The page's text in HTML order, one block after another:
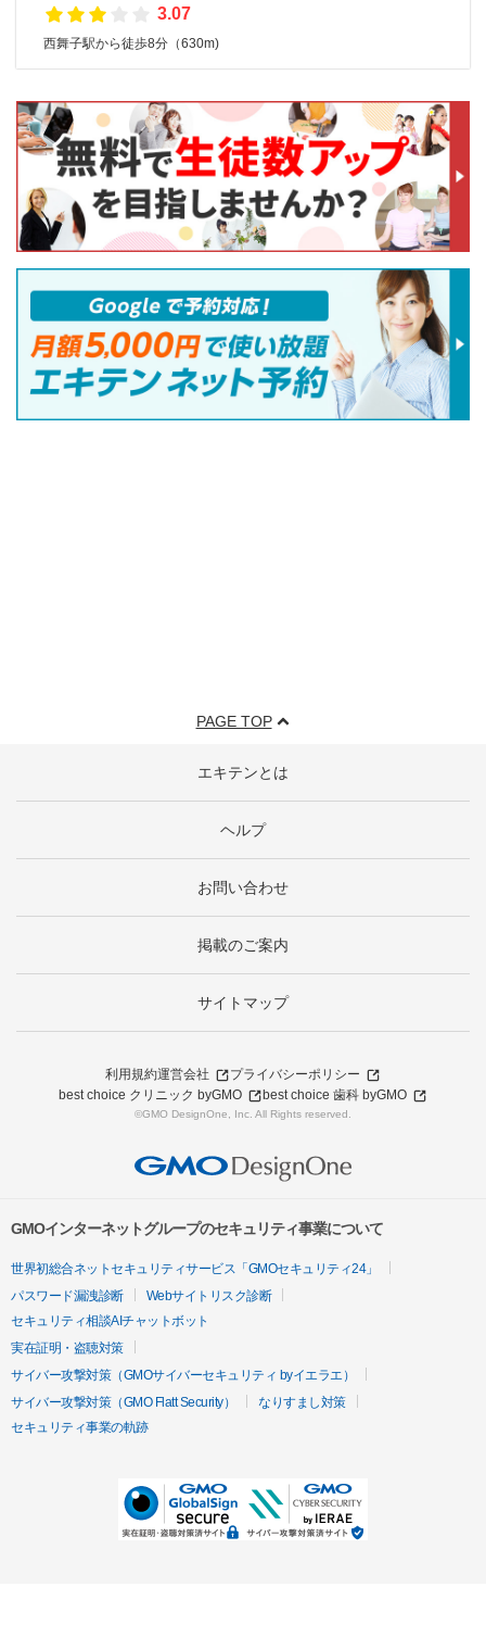
3.07
西舞子駅から徒歩8分（630m)
PAGE TOP
エキテンとは
ヘルプ
お問い合わせ
掲載のご案内
サイトマップ
利用規約運営会社
プライバシーポリシー
best choice クリニック byGMO
best choice 歯科 byGMO
©GMO DesignOne, Inc. All Rights reserved.
GMOインターネットグループのセキュリティ事業について
世界初総合ネットセキュリティサービス「GMOセキュリティ24」
パスワード漏洩診断
Webサイトリスク診断
セキュリティ相談AIチャットボット
実在証明・盗聴対策
サイバー攻撃対策（GMOサイバーセキュリティ byイエラエ）
サイバー攻撃対策（GMO Flatt Security）
なりすまし対策
セキュリティ事業の軌跡